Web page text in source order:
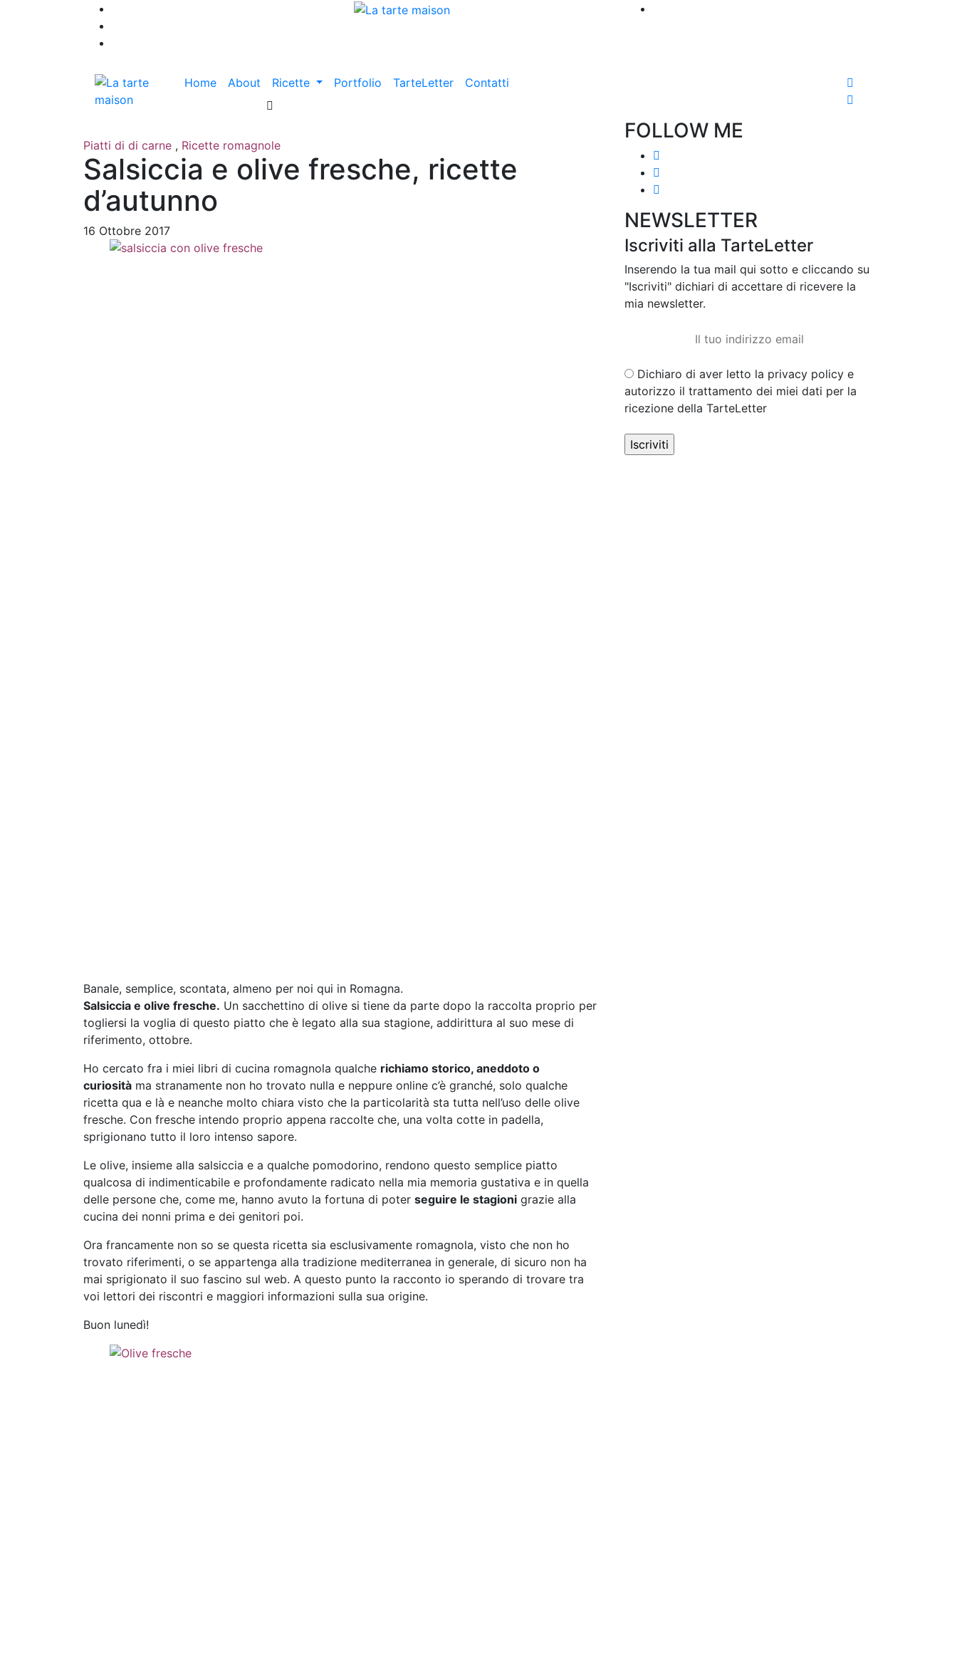
Home About Ricette Portfolio TarteLetter Contatti
Piatti di di carne , Ricette romagnole
Salsiccia e olive fresche, ricette
d’autunno
16 Ottobre 2017
Banale, semplice, scontata, almeno per noi qui in Romagna.
Salsiccia e olive fresche. Un sacchettino di olive si tiene da parte dopo la raccolta proprio per
togliersi la voglia di questo piatto che è legato alla sua stagione, addirittura al suo mese di
riferimento, ottobre.
Ho cercato fra i miei libri di cucina romagnola qualche richiamo storico, aneddoto o
curiosità ma stranamente non ho trovato nulla e neppure online c’è granché, solo qualche
ricetta qua e là e neanche molto chiara visto che la particolarità sta tutta nell’uso delle olive
fresche. Con fresche intendo proprio appena raccolte che, una volta cotte in padella,
sprigionano tutto il loro intenso sapore.
Le olive, insieme alla salsiccia e a qualche pomodorino, rendono questo semplice piatto
qualcosa di indimenticabile e profondamente radicato nella mia memoria gustativa e in quella
delle persone che, come me, hanno avuto la fortuna di poter seguire le stagioni grazie alla
cucina dei nonni prima e dei genitori poi.
Ora francamente non so se questa ricetta sia esclusivamente romagnola, visto che non ho
trovato riferimenti, o se appartenga alla tradizione mediterranea in generale, di sicuro non ha
mai sprigionato il suo fascino sul web. A questo punto la racconto io sperando di trovare tra
voi lettori dei riscontri e maggiori informazioni sulla sua origine.
Buon lunedì!
FOLLOW ME
NEWSLETTER
Iscriviti alla TarteLetter
Inserendo la tua mail qui sotto e cliccando su
"Iscriviti" dichiari di accettare di ricevere la
mia newsletter.
Dichiaro di aver letto la privacy policy e
autorizzo il trattamento dei miei dati per la
ricezione della TarteLetter